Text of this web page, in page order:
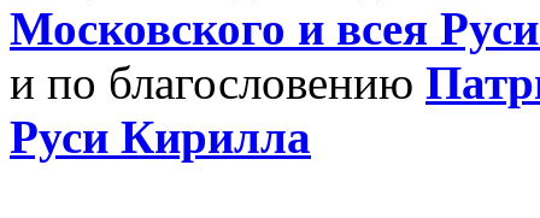
Московского и всея
и по благословению
Руси Кирилла